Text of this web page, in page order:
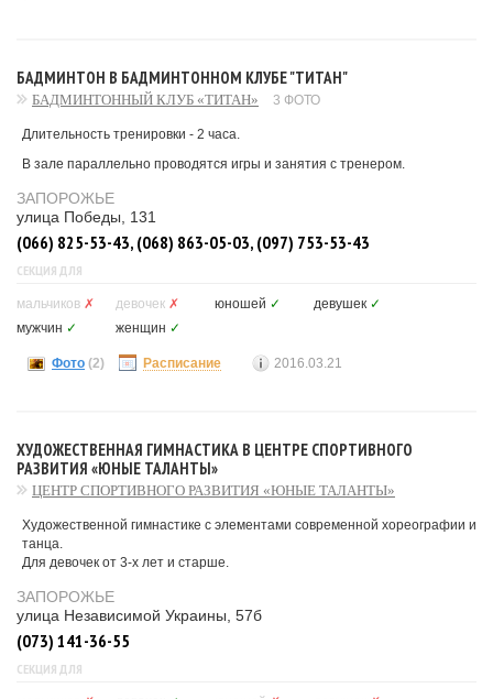
БАДМИНТОН В БАДМИНТОННОМ КЛУБЕ "ТИТАН"
БАДМИНТОННЫЙ КЛУБ «ТИТАН» 3 ФОТО
Длительность тренировки - 2 часа.
В зале параллельно проводятся игры и занятия с тренером.
ЗАПОРОЖЬЕ
улица Победы, 131
(066) 825-53-43, (068) 863-05-03, (097) 753-53-43
СЕКЦИЯ ДЛЯ
мальчиков ✗ девочек ✗ юношей ✓ девушек ✓
мужчин ✓ женщин ✓
Фото (2) Расписание 2016.03.21
ХУДОЖЕСТВЕННАЯ ГИМНАСТИКА В ЦЕНТРЕ СПОРТИВНОГО
РАЗВИТИЯ «ЮНЫЕ ТАЛАНТЫ»
ЦЕНТР СПОРТИВНОГО РАЗВИТИЯ «ЮНЫЕ ТАЛАНТЫ»
Художественной гимнастике с элементами современной хореографии и
танца.
Для девочек от 3-х лет и старше.
ЗАПОРОЖЬЕ
улица Независимой Украины, 57б
(073) 141-36-55
СЕКЦИЯ ДЛЯ